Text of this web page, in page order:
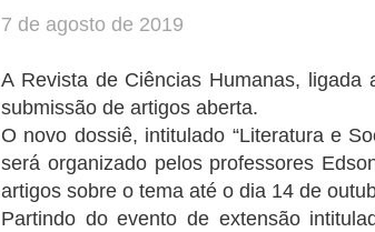
7 de agosto de 2019
A Revista de Ciências Humanas,
submissão de artigos aberta.
O novo dossiê, intitulado “Literatura e
será organizado pelos professores
artigos sobre o tema até o dia 14 de
Partindo do evento de extensão